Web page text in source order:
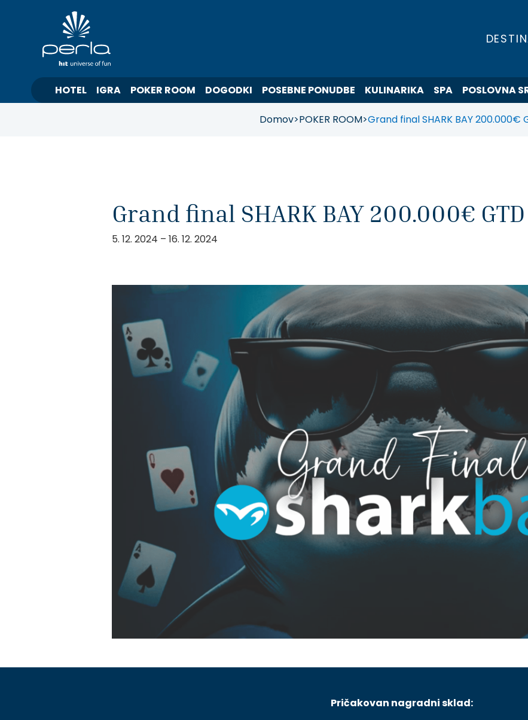
HOTEL IGRA POKER ROOM DOGODKI POSEBNE PONUDBE KULINARIKA SPA POSLOVNA
Domov>POKER ROOM>Grand final SHARK BAY 200.000€
Grand final SHARK BAY 200.000€ GTD
5. 12. 2024 – 16. 12. 2024
Pričakovan nagradni sklad: